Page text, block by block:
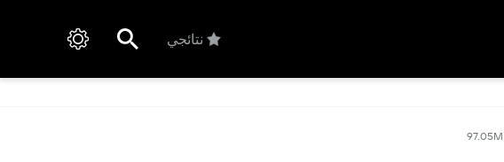
نتائجي
97.05M